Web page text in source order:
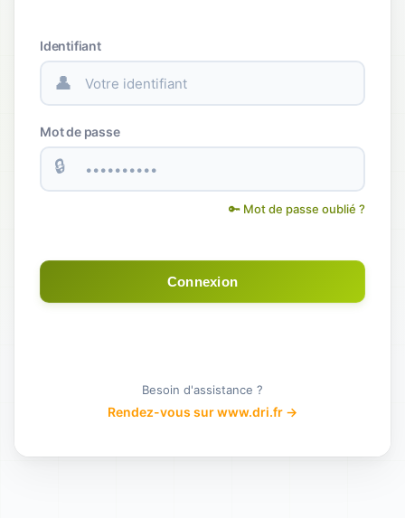
Identifiant
👤
Mot de passe
🔒
🔑 Mot de passe oublié ?
Connexion
Besoin d'assistance ?
Rendez-vous sur www.dri.fr →